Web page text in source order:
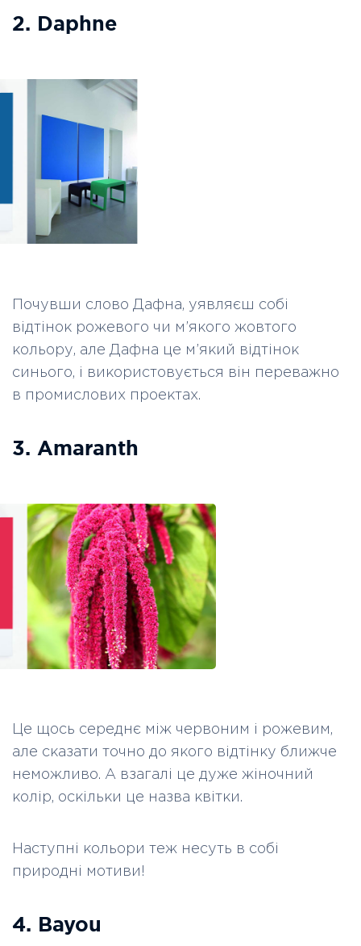
2. Daphne
Почувши слово Дафна, уявляєш собі
відтінок рожевого чи м’якого жовтого
кольору, але Дафна це м’який відтінок
синього, і використовується він переважно
в промислових проектах.
3. Amaranth
Це щось середнє між червоним і рожевим,
але сказати точно до якого відтінку ближче
неможливо. А взагалі це дуже жіночний
колір, оскільки це назва квітки.
Наступні кольори теж несуть в собі
природні мотиви!
4. Bayou